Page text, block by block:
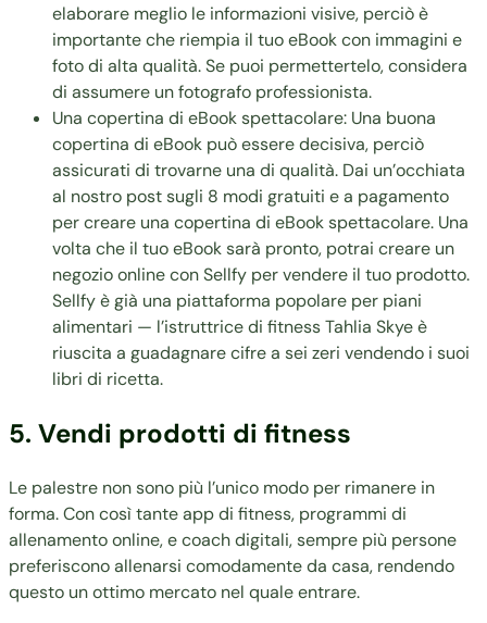
elaborare meglio le informazioni visive, perciò è
importante che riempia il tuo eBook con immagini e
foto di alta qualità. Se puoi permettertelo, considera
di assumere un fotografo professionista.
Una copertina di eBook spettacolare: Una buona
copertina di eBook può essere decisiva, perciò
assicurati di trovarne una di qualità. Dai un’occhiata
al nostro post sugli 8 modi gratuiti e a pagamento
per creare una copertina di eBook spettacolare. Una
volta che il tuo eBook sarà pronto, potrai creare un
negozio online con Sellfy per vendere il tuo prodotto.
Sellfy è già una piattaforma popolare per piani
alimentari — l’istruttrice di fitnessTahlia Skyeè
riuscita a guadagnare cifre a sei zeri vendendo i suoi
libri di ricetta.
5. Vendi prodotti di fitness
Le palestre non sono più l’unico modo per rimanere in
forma. Con così tante app di fitness, programmi di
allenamento online, e coach digitali, sempre più persone
preferiscono allenarsi comodamente da casa, rendendo
questo un ottimo mercato nel quale entrare.